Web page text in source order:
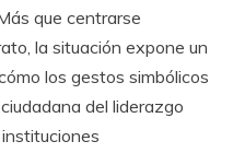
que centrarse
la situación expone un
los gestos simbólicos
del liderazgo